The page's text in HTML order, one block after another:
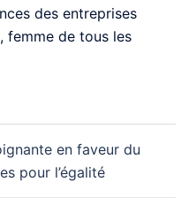
des entreprises
femme de tous les
en faveur du
pour l’égalité